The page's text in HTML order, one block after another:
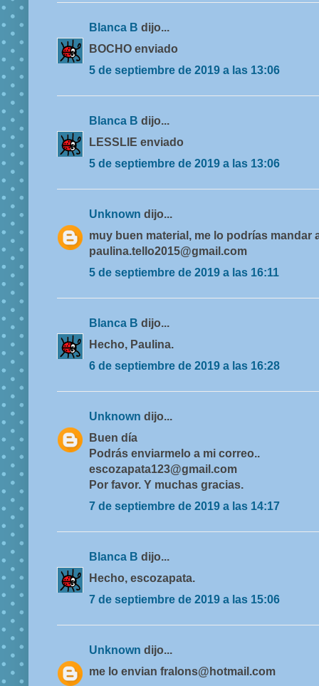
Blanca B dijo...
BOCHO enviado
5 de septiembre de 2019 a las 13:06
Blanca B dijo...
LESSLIE enviado
5 de septiembre de 2019 a las 13:06
Unknown dijo...
muy buen material, me lo podrías mandar
paulina.tello2015@gmail.com
5 de septiembre de 2019 a las 16:11
Blanca B dijo...
Hecho, Paulina.
6 de septiembre de 2019 a las 16:28
Unknown dijo...
Buen día
Podrás enviarmelo a mi correo..
escozapata123@gmail.com
Por favor. Y muchas gracias.
7 de septiembre de 2019 a las 14:17
Blanca B dijo...
Hecho, escozapata.
7 de septiembre de 2019 a las 15:06
Unknown dijo...
me lo envian fralons@hotmail.com